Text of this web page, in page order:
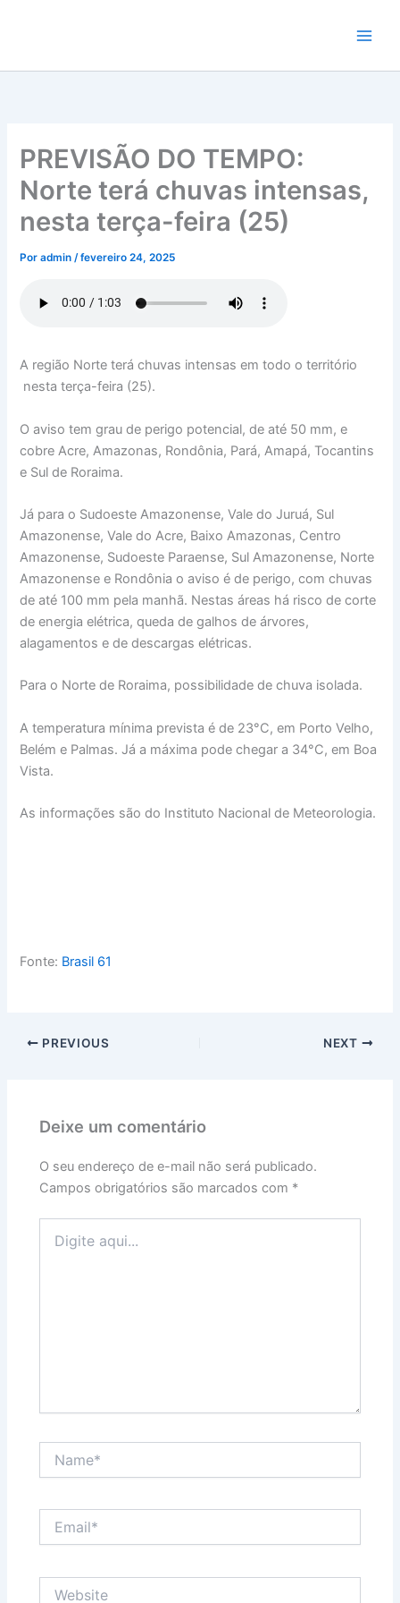
conteúdo
PREVISÃO DO TEMPO:
Norte terá chuvas intensas,
nesta terça-feira (25)
Poradmin/fevereiro 24, 2025
A região Norte terá chuvas intensas em todo o território
nesta terça-feira (25).
O aviso tem grau de perigo potencial, de até 50 mm, e
cobre Acre, Amazonas, Rondônia, Pará, Amapá, Tocantins
e Sul de Roraima.
Já para o Sudoeste Amazonense, Vale do Juruá, Sul
Amazonense, Vale do Acre, Baixo Amazonas, Centro
Amazonense, Sudoeste Paraense, Sul Amazonense, Norte
Amazonense e Rondônia o aviso é de perigo, com chuvas
de até 100 mm pela manhã. Nestas áreas há risco de corte
de energia elétrica, queda de galhos de árvores,
alagamentos e de descargas elétricas.
Para o Norte de Roraima, possibilidade de chuva isolada.
A temperatura mínima prevista é de 23°C, em Porto Velho,
Belém e Palmas. Já a máxima pode chegar a 34°C, em Boa
Vista.
As informações são do Instituto Nacional de Meteorologia.
Fonte: Brasil 61
PREVIOUS NEXT
Deixe um comentário
O seu endereço de e-mail não será publicado.
Campos obrigatórios são marcados com *
aqui...